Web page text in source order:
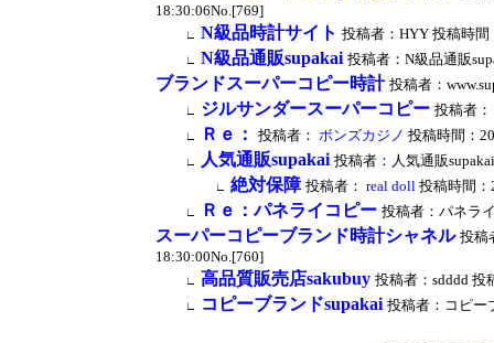
18:30:06No.[769]
∟ N級品時計サイト 投稿者：HYY 投稿時
∟ N級品通販supakai 投稿者：N級品通販
ブランドスーパーコピー時計 投稿者：
∟ ジルサンダースーパーコピー 投稿者
∟ Ｒｅ： 投稿者： ボンズカジノ 投稿時間：
∟ 人気通販supakai 投稿者：人気通販
∟ 絶対保障 投稿者： real doll 投稿時間：
∟ Ｒｅ：パネライコピー 投稿者：パネラ
スーパーコピーブランド時計シャネル 投稿
18:30:00No.[760]
∟ 高品質販売店sakubuy 投稿者：sdddd 投
∟ コピーブランドsupakai 投稿者：コピー